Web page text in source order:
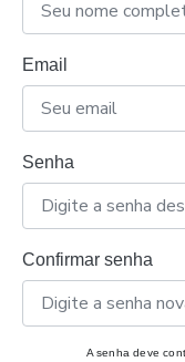
Email
Senha
Confirmar senha
A senha deve